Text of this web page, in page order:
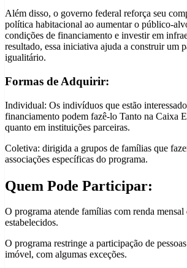
Além disso, o governo federal reforça seu
política habitacional ao aumentar o público-
condições de financiamento e investir em
resultado, essa iniciativa ajuda a construir um
igualitário.
Formas de Adquirir:
Individual: Os indivíduos que estão
financiamento podem fazê-lo Tanto na Caixa
quanto em instituições parceiras.
Coletiva: dirigida a grupos de famílias que
associações específicas do programa.
Quem Pode Participar:
O programa atende famílias com renda
estabelecidos.
O programa restringe a participação de
imóvel, com algumas exceções.